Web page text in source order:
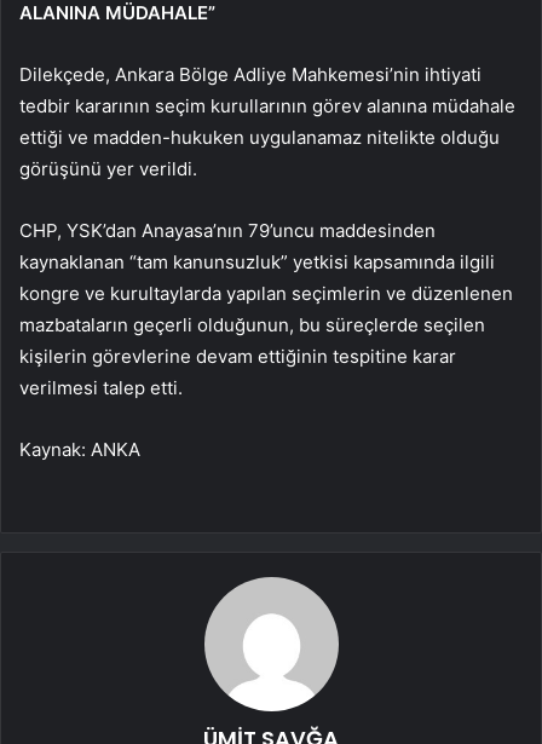
ALANINA MÜDAHALE”
Dilekçede, Ankara Bölge Adliye Mahkemesi’nin ihtiyati
tedbir kararının seçim kurullarının görev alanına müdahale
ettiği ve madden-hukuken uygulanamaz nitelikte olduğu
görüşünü yer verildi.
CHP, YSK’dan Anayasa’nın 79’uncu maddesinden
kaynaklanan “tam kanunsuzluk” yetkisi kapsamında ilgili
kongre ve kurultaylarda yapılan seçimlerin ve düzenlenen
mazbataların geçerli olduğunun, bu süreçlerde seçilen
kişilerin görevlerine devam ettiğinin tespitine karar
verilmesi talep etti.
Kaynak: ANKA